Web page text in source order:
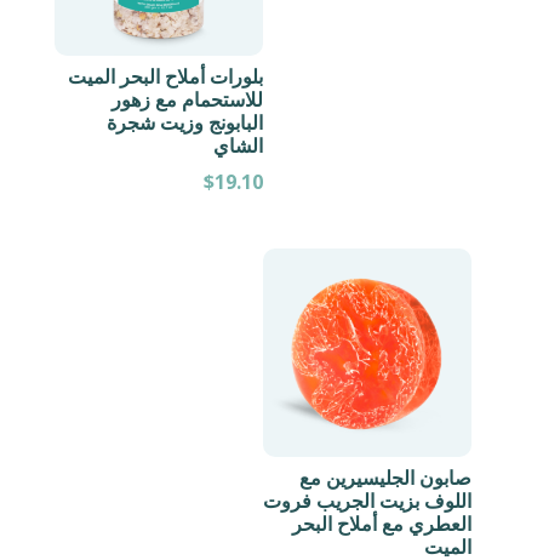
بلورات أملاح البحر الميت
للاستحمام مع زهور
البابونج وزيت شجرة
الشاي
$19.10
صابون الجليسيرين مع
اللوف بزيت الجريب فروت
العطري مع أملاح البحر
الميت